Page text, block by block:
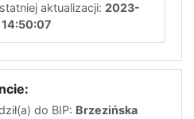
aktualizacji: 2023-
do BIP: Brzezińska